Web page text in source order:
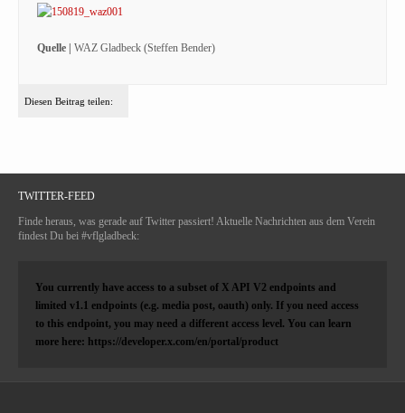
Quelle | WAZ Gladbeck (Steffen Bender)
Diesen Beitrag teilen:
TWITTER-FEED
Finde heraus, was gerade auf Twitter passiert! Aktuelle Nachrichten aus dem Verein
findest Du bei #vflgladbeck:
You currently have access to a subset of X API V2 endpoints and
limited v1.1 endpoints (e.g. media post, oauth) only. If you need access
to this endpoint, you may need a different access level. You can learn
more here: https://developer.x.com/en/portal/product